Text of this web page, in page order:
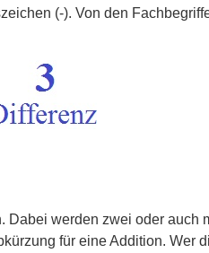
(-). Von den
Dabei werden zwei oder
für eine Addition. Wer